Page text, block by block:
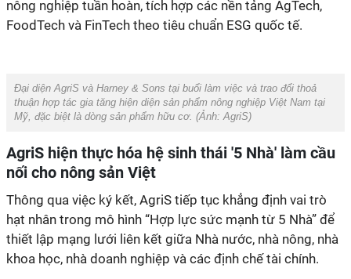
nông nghiệp tuần hoàn, tích hợp các nền tảng AgTech,
FoodTech và FinTech theo tiêu chuẩn ESG quốc tế.
Đại diện AgriS và Harney & Sons tại buổi làm việc và trao đổi thoả
thuận hợp tác gia tăng hiện diện sản phẩm nông nghiệp Việt Nam tại
Mỹ, đặc biệt là dòng sản phẩm hữu cơ. (Ảnh:AgriS)
AgriS hiện thực hóa hệ sinh thái '5 Nhà' làm cầu
nối cho nông sản Việt
Thông qua việc ký kết, AgriS tiếp tục khẳng định vai trò
hạt nhân trong mô hình “Hợp lực sức mạnh từ 5 Nhà” để
thiết lập mạng lưới liên kết giữa Nhà nước, nhà nông, nhà
khoa học, nhà doanh nghiệp và các định chế tài chính.